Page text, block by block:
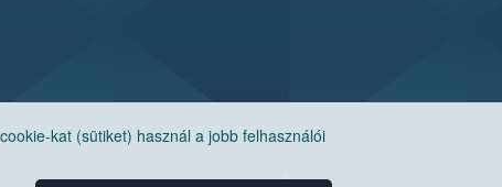
kat (sütiket) használ a jobb felhasználói